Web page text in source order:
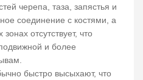
черепа, таза, запястья и
соединение с костями, а
отсутствует, что
и более
быстро высыхают, что